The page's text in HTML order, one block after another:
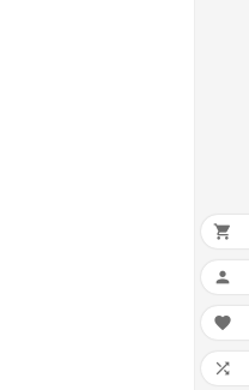



